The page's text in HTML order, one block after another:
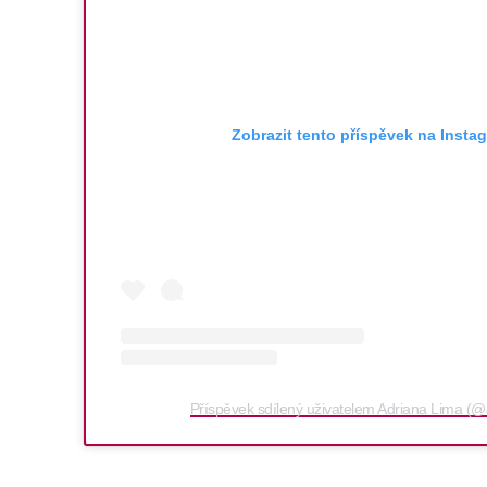
Zobrazit tento příspěvek na
Příspěvek sdílený uživatelem Adriana Lima